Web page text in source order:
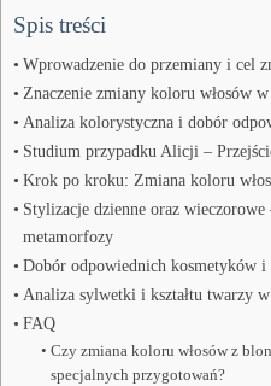
Spis treści
Wprowadzenie do przemiany i cel
Znaczenie zmiany koloru włosów
Analiza kolorystyczna i dobór
Studium przypadku Alicji –
Krok po kroku: Zmiana koloru
Stylizacje dzienne oraz
metamorfozy
Dobór odpowiednich kosmetyków i
Analiza sylwetki i kształtu twarzy
FAQ
Czy zmiana koloru włosów z
specjalnych przygotowań?